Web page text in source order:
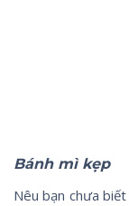
Bánh mì kẹp
Nêu bạn chưa biết